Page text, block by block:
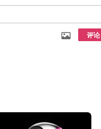
评论